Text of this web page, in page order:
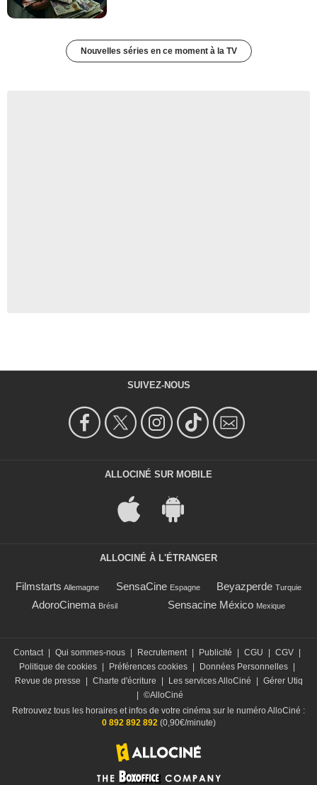
Nouvelles séries en ce moment à la TV
SUIVEZ-NOUS
ALLOCINÉ SUR MOBILE
ALLOCINÉ À L'ÉTRANGER
Filmstarts Allemagne SensaCine Espagne Beyazperde Turquie
AdoroCinema Brésil Sensacine México Mexique
Contact | Qui sommes-nous | Recrutement | Publicité | CGU | CGV |
Politique de cookies | Préférences cookies | Données Personnelles |
Revue de presse
| Charte d'écriture | Les services AlloCiné | Gérer Utiq
| ©AlloCiné
Retrouvez tous les horaires et infos de votre cinéma sur le numéro AlloCiné :
0 892 892 892(0,90€/minute)